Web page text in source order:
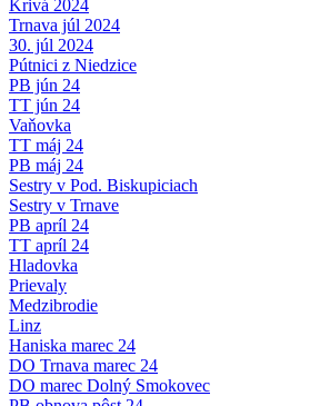
Krivá 2024
Trnava júl 2024
30. júl 2024
Pútnici z Niedzice
PB jún 24
TT jún 24
Vaňovka
TT máj 24
PB máj 24
Sestry v Pod. Biskupiciach
Sestry v Trnave
PB apríl 24
TT apríl 24
Hladovka
Prievaly
Medzibrodie
Linz
Haniska marec 24
DO Trnava marec 24
DO marec Dolný Smokovec